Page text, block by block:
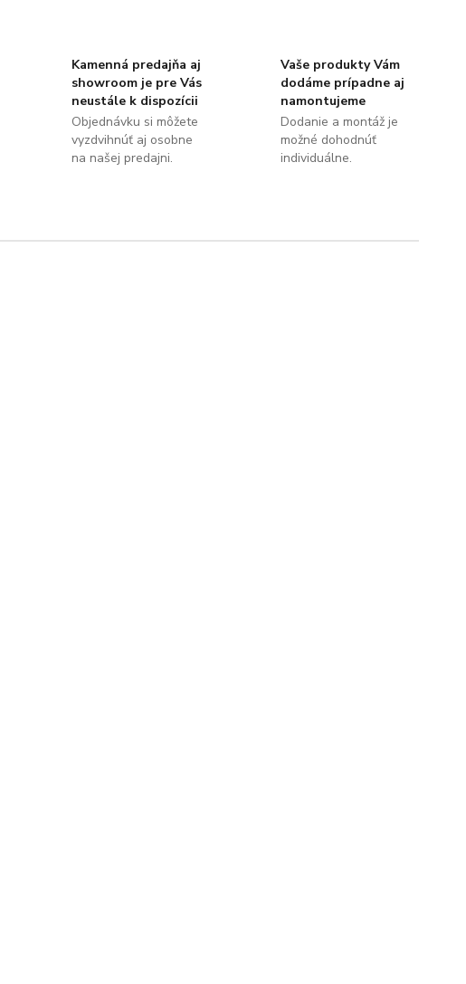
Kamenná predajňa aj
showroom je pre Vás
neustále k dispozícii
Objednávku si môžete
vyzdvihnúť aj osobne
na našej predajni.
Vaše produkty Vám
dodáme prípadne aj
namontujeme
Dodanie a montáž je
možné dohodnúť
individuálne.